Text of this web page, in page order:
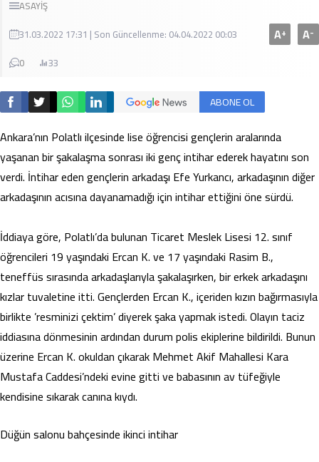
ASAYİŞ
31.03.2022 17:31 | Son Güncellenme: 04.04.2022 00:03
0
33
A+ A-
ABONE OL
Ankara’nın Polatlı ilçesinde lise öğrencisi gençlerin aralarında
yaşanan bir şakalaşma sonrası iki genç intihar ederek hayatını son
verdi. İntihar eden gençlerin arkadaşı Efe Yurkancı, arkadaşının diğer
arkadaşının acısına dayanamadığı için intihar ettiğini öne sürdü.
İddiaya göre, Polatlı’da bulunan Ticaret Meslek Lisesi 12. sınıf
öğrencileri 19 yaşındaki Ercan K. ve 17 yaşındaki Rasim B.,
teneffüs sırasında arkadaşlarıyla şakalaşırken, bir erkek arkadaşını
kızlar tuvaletine itti. Gençlerden Ercan K., içeriden kızın bağırmasıyla
birlikte ’resminizi çektim’ diyerek şaka yapmak istedi. Olayın taciz
iddiasına dönmesinin ardından durum polis ekiplerine bildirildi. Bunun
üzerine Ercan K. okuldan çıkarak Mehmet Akif Mahallesi Kara
Mustafa Caddesi’ndeki evine gitti ve babasının av tüfeğiyle
kendisine sıkarak canına kıydı.
Düğün salonu bahçesinde ikinci intihar